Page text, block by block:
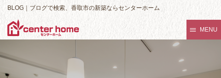
BLOG｜ブログで検索、香取市の新築ならセンターホーム
MENU